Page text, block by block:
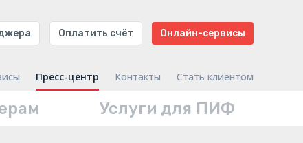
Оплатить счёт Онлайн-сервисы
Пресс-центр Контакты Стать клиентом
Услуги для ПИФ